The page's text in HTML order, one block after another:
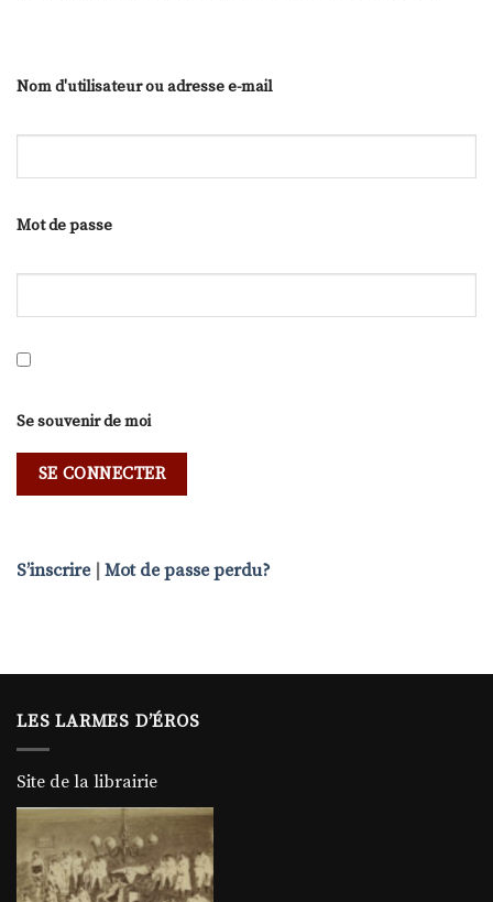
Nom d'utilisateur ou adresse e-mail
Mot de passe
Se souvenir de moi
S’inscrire Mot de passe perdu?
LES LARMES D’ÉROS
Site de la librairie